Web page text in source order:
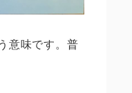
意味です。普